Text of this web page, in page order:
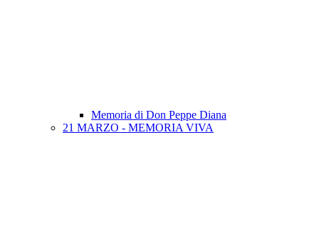
Memoria di Don Peppe Diana
21 MARZO - MEMORIA VIVA